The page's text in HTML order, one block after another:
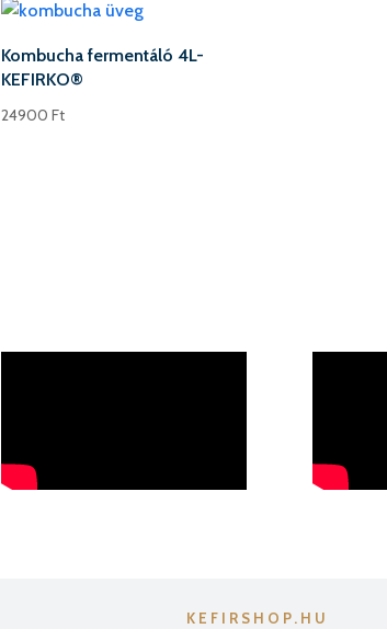
Kombucha fermentáló 4L-
KEFIRKO®
24900 Ft
KEFIRSHOP.HU